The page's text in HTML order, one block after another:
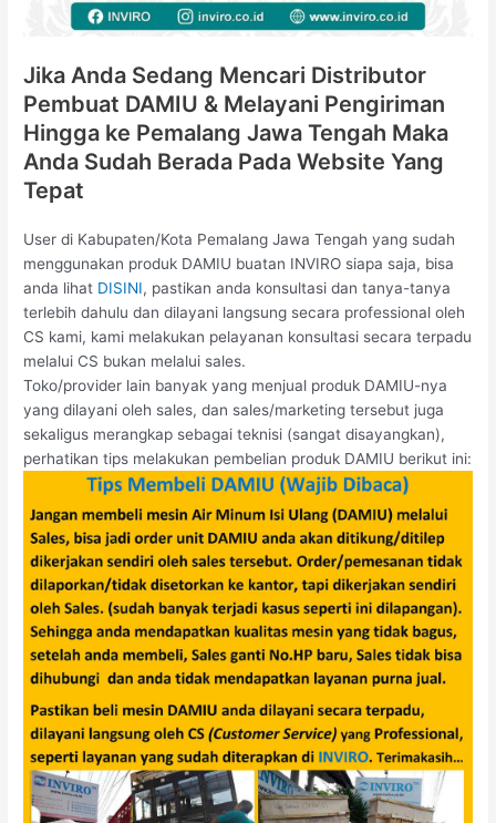
Jika Anda Sedang Mencari Distributor
Pembuat DAMIU & Melayani Pengiriman
Hingga ke Pemalang Jawa Tengah Maka
Anda Sudah Berada Pada Website Yang
Tepat
User di Kabupaten/Kota Pemalang Jawa Tengah yang sudah
menggunakan produk DAMIU buatan INVIRO siapa saja, bisa
anda lihat DISINI, pastikan anda konsultasi dan tanya-tanya
terlebih dahulu dan dilayani langsung secara professional oleh
CS kami, kami melakukan pelayanan konsultasi secara terpadu
melalui CS bukan melalui sales.
Toko/provider lain banyak yang menjual produk DAMIU-nya
yang dilayani oleh sales, dan sales/marketing tersebut juga
sekaligus merangkap sebagai teknisi (sangat disayangkan),
perhatikan tips melakukan pembelian produk DAMIU berikut ini: